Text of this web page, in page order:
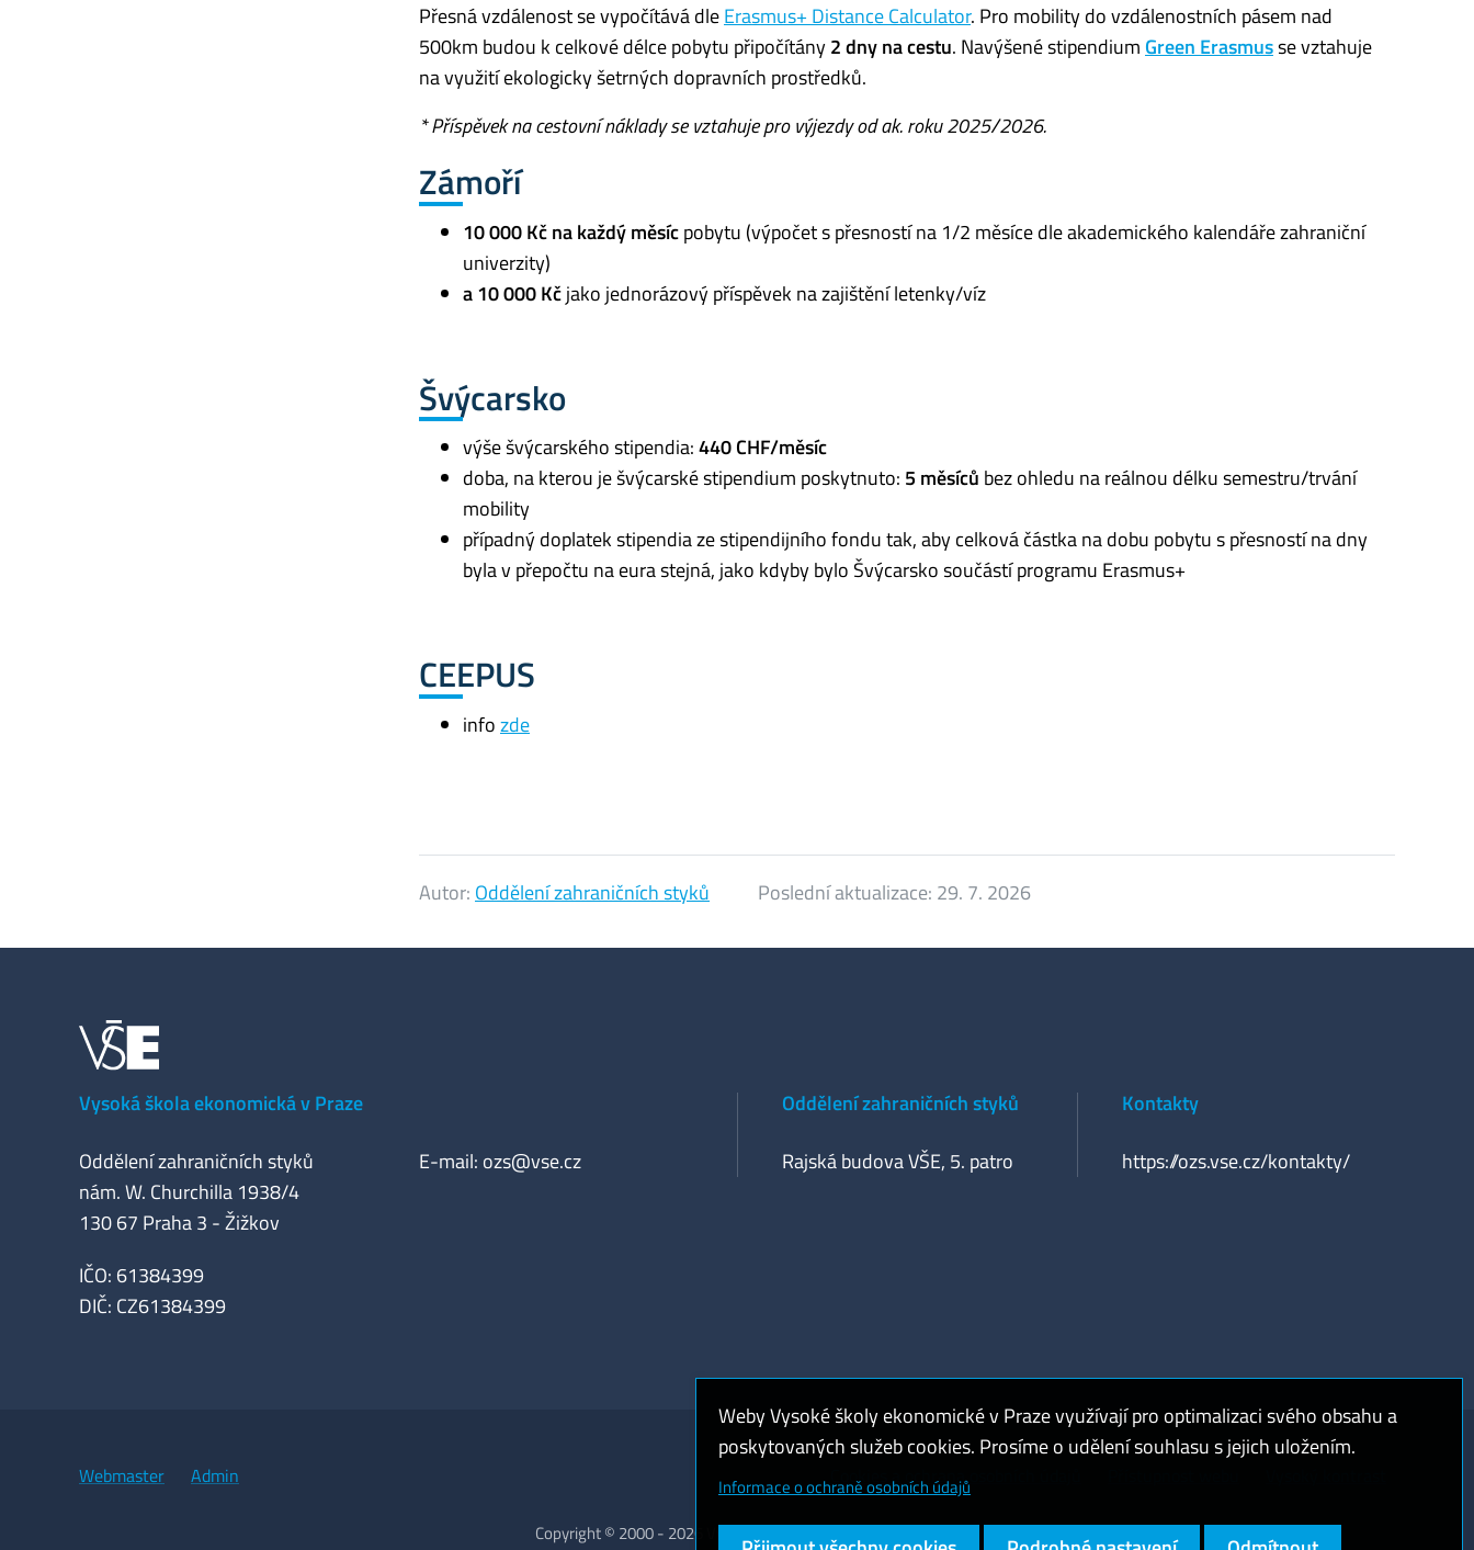
Přesná vzdálenost se vypočítává dleErasmus+ Distance Calculator. Pro mobility do vzdálenostních pásem nad
500km budou k celkové délce pobytu připočítány2 dny na cestu. Navýšené stipendium Green Erasmusse vztahuje
na využití ekologicky šetrných dopravních prostředků.
* Příspěvek na cestovní náklady se vztahuje pro výjezdy od ak. roku 2025/2026.
Zámoří
10 000 Kč na každý měsícpobytu (výpočet s přesností na 1/2 měsíce dle akademického kalendáře zahraniční
univerzity)
a 10 000 Kčjako jednorázový příspěvek na zajištění letenky/víz
Švýcarsko
výše švýcarského stipendia:440 CHF/měsíc
doba, na kterou je švýcarské stipendium poskytnuto: 5 měsíců bez ohledu na reálnou délku semestru/trvání
mobility
případný doplatek stipendia ze stipendijního fondu tak, aby celková částka na dobu pobytu s přesností na dny
byla v přepočtu na eura stejná, jako kdyby bylo Švýcarsko součástí programu Erasmus+
CEEPUS
infozde
Autor: Oddělení zahraničních styků Poslední aktualizace: 29. 7. 2026
Vysoká škola ekonomická v Praze
Oddělení zahraničních styků
nám. W. Churchilla 1938/4
130 67 Praha 3 - Žižkov
E-mail: ozs@vse.cz
IČO: 61384399
DIČ: CZ61384399
Oddělení zahraničních styků
Rajská budova VŠE, 5. patro
Kontakty
https://ozs.vse.cz/kontakty/
Webmaster Admin Cookies a ochrana osobních údajů
Copyright © 2000 - 2026 Vysoká škola ekonomická v Praze
Weby Vysoké školy ekonomické v Praze využívají pro optimalizaci svého obsahu a
poskytovaných služeb cookies. Prosíme o udělení souhlasu s jejich uložením.
Informace o ochraně osobních údajů